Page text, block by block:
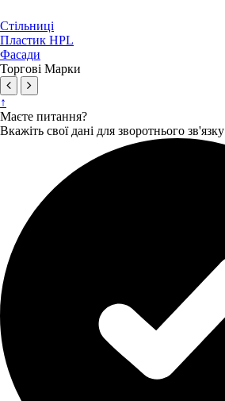
Стільниці
Пластик HPL
Фасади
Торгові Марки
↑
Маєте питання?
Вкажіть свої дані для зворотнього зв'язку